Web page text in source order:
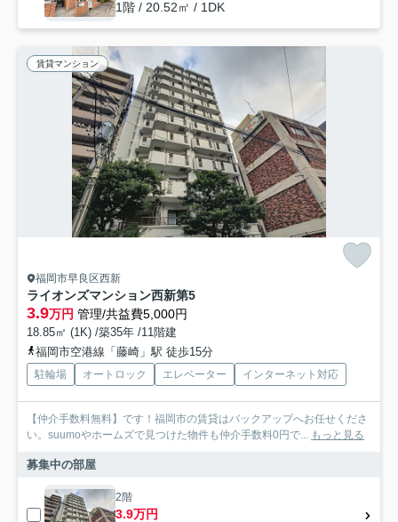
1階 / 20.52㎡ / 1DK
賃貸マンション
福岡市早良区西新
ライオンズマンション西新第5
3.9万円 管理/共益費5,000円
18.85㎡ (1K) /築35年 /11階建
福岡市空港線「藤崎」駅 徒歩15分
駐輪場 オートロック エレベーター インターネット対応
【仲介手数料無料】です！福岡市の賃貸はバックアップへお任せくださ
い。suumoやホームズで見つけた物件も仲介手数料0円で...
もっと見る
募集中の部屋
2階
3.9万円